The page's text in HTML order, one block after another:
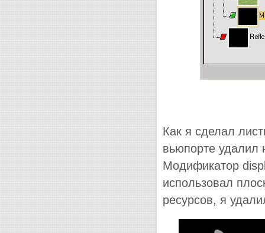
Как я сделал
вьюпорте удалил
Модификатор
использовал
ресурсов, я